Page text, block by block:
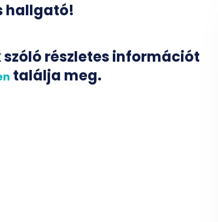
hallgató!
részletes információt
találja meg.